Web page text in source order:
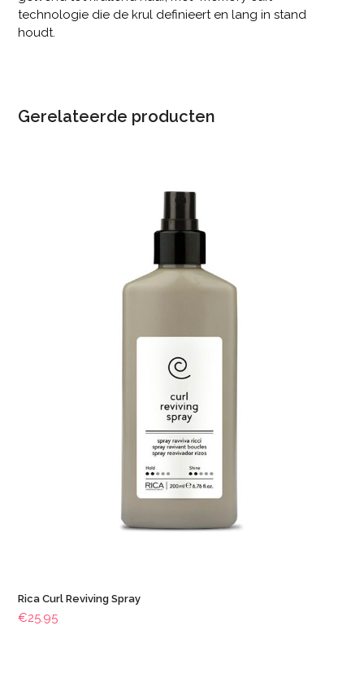
technologie die de krul definieert en lang in stand
houdt.
Gerelateerde producten
Rica Curl Reviving Spray
€25.95